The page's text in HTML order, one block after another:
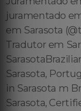
juramentado
em Sarasota
Tradutor em
Sarasota,
in Sarasota m
Sarasota,